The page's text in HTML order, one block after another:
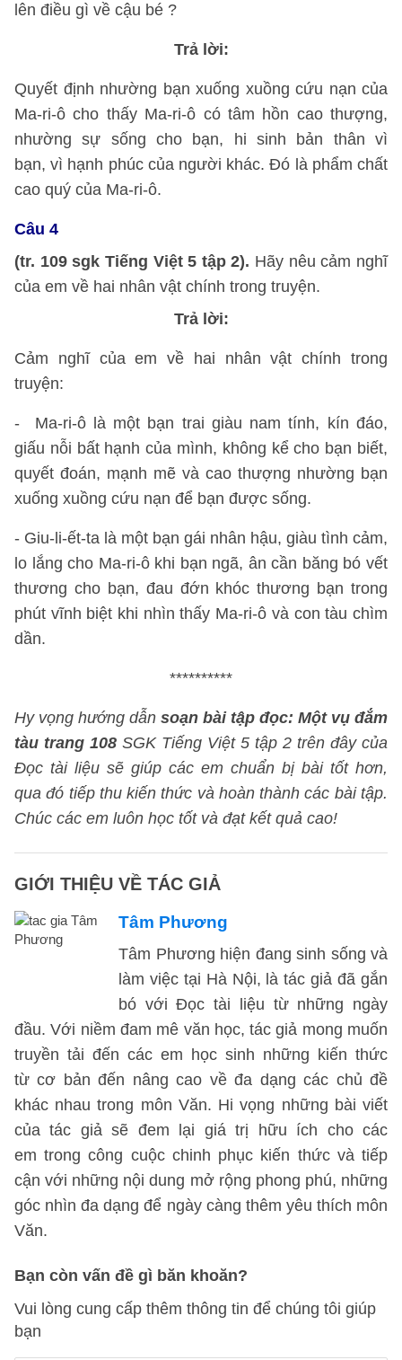
lên điều gì về cậu bé ?
Trả lời:
Quyết định nhường bạn xuống xuồng cứu nạn của
Ma-ri-ô cho thấy Ma-ri-ô có tâm hồn cao thượng,
nhường sự sống cho bạn, hi sinh bản thân vì
bạn, vì hạnh phúc của người khác. Đó là phẩm chất
cao quý của Ma-ri-ô.
Câu 4
(tr. 109 sgk Tiếng Việt 5 tập 2). Hãy nêu cảm nghĩ
của em về hai nhân vật chính trong truyện.
Trả lời:
Cảm nghĩ của em về hai nhân vật chính trong
truyện:
- Ma-ri-ô là một bạn trai giàu nam tính, kín đáo,
giấu nỗi bất hạnh của mình, không kể cho bạn biết,
quyết đoán, mạnh mẽ và cao thượng nhường bạn
xuống xuồng cứu nạn để bạn được sống.
- Giu-li-ết-ta là một bạn gái nhân hậu, giàu tình cảm,
lo lắng cho Ma-ri-ô khi bạn ngã, ân cần băng bó vết
thương cho bạn, đau đớn khóc thương bạn trong
phút vĩnh biệt khi nhìn thấy Ma-ri-ô và con tàu chìm
dần.
**********
Hy vọng hướng dẫn soạn bài tập đọc: Một vụ đắm
tàu trang 108 SGK Tiếng Việt 5 tập 2 trên đây của
Đọc tài liệu sẽ giúp các em chuẩn bị bài tốt hơn,
qua đó tiếp thu kiến thức và hoàn thành các bài tập.
Chúc các em luôn học tốt và đạt kết quả cao!
GIỚI THIỆU VỀ TÁC GIẢ
Tâm Phương
Tâm Phương hiện đang sinh sống và
làm việc tại Hà Nội, là tác giả đã gắn
bó với Đọc tài liệu từ những ngày
đầu. Với niềm đam mê văn học, tác giả mong muốn
truyền tải đến các em học sinh những kiến thức
từ cơ bản đến nâng cao về đa dạng các chủ đề
khác nhau trong môn Văn. Hi vọng những bài viết
của tác giả sẽ đem lại giá trị hữu ích cho các
em trong công cuộc chinh phục kiến thức và tiếp
cận với những nội dung mở rộng phong phú, những
góc nhìn đa dạng để ngày càng thêm yêu thích môn
Văn.
Bạn còn vấn đề gì băn khoăn?
Vui lòng cung cấp thêm thông tin để chúng tôi giúp
bạn